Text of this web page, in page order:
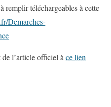
remplir téléchargeables à cette
Demarches-
l’article officiel àce lien